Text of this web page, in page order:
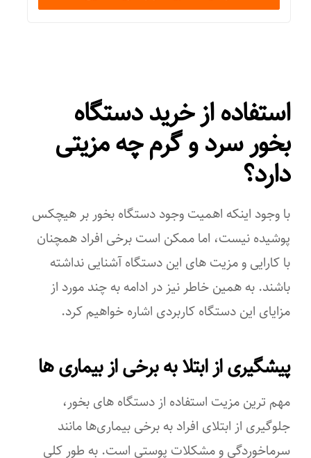
حرفه‌ای
خانگی
انواع کلید
کلید تنظیم بخار
گرم و سرد
مخزن خوشبو کننده
امکانات ابزار
استفاده از خرید دستگاه
بخور سرد و گرم چه مزیتی
دارد؟
با وجود اینکه اهمیت وجود دستگاه بخور بر هیچکس
پوشیده نیست، اما ممکن است برخی افراد همچنان
با کارایی و مزیت های این دستگاه آشنایی نداشته
باشند. به همین خاطر نیز در ادامه به چند مورد از
مزایای این دستگاه کاربردی اشاره خواهیم کرد.
پیشگیری از ابتلا به برخی از بیماری ها
مهم ترین مزیت استفاده از دستگاه های بخور،
جلوگیری از ابتلای افراد به برخی بیماری‌ها مانند
سرماخوردگی و مشکلات پوستی است. به طور کلی